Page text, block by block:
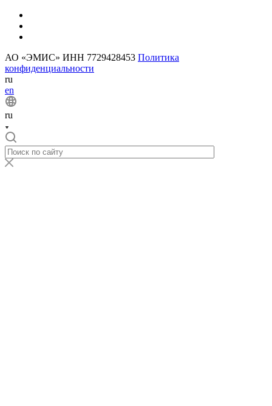
АО «ЭМИС» ИНН 7729428453 Политика
конфиденциальности
ru
en
ru